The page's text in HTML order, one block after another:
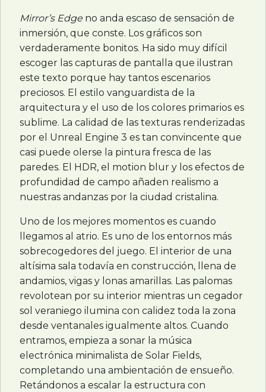
Mirror’s Edge no anda escaso de sensación de
inmersión, que conste. Los gráficos son
verdaderamente bonitos. Ha sido muy difícil
escoger las capturas de pantalla que ilustran
este texto porque hay tantos escenarios
preciosos. El estilo vanguardista de la
arquitectura y el uso de los colores primarios es
sublime. La calidad de las texturas renderizadas
por el Unreal Engine 3 es tan convincente que
casi puede olerse la pintura fresca de las
paredes. El
HDR, el motion blur y los efectos de
profundidad de campo añaden realismo a
nuestras andanzas por la ciudad cristalina.
Uno de los mejores momentos es cuando
llegamos al atrio. Es uno de los entornos más
sobrecogedores del juego. El interior de una
altísima sala todavía en construcción, llena de
andamios, vigas y lonas amarillas. Las palomas
revolotean por su interior mientras un cegador
sol veraniego ilumina con calidez toda la zona
desde ventanales igualmente altos. Cuando
entramos, empieza a sonar la música
electrónica minimalista de Solar Fields,
completando una ambientación de ensueño.
Retándonos a escalar la estructura con